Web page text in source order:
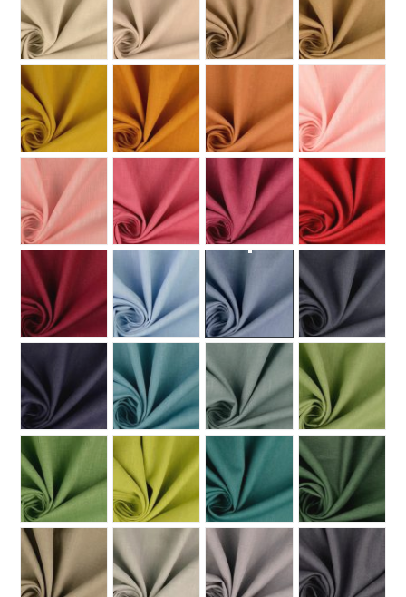
MUUT
🔖 OUTLET
OHJEITA
USEIN KYSYTTYÄ
OTA YHTEYTTÄ